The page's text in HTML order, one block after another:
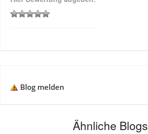
Blog melden
Ähnliche Blogs